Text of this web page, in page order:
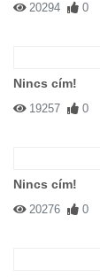
20294 0
Nincs cím!
19257 0
Nincs cím!
20276 0